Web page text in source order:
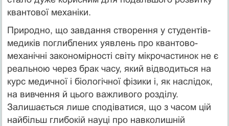
квантової механіки.
Природно, що завдання створення у студентів-
медиків поглиблених уявлень про квантово-
механічні закономірно­сті світу мікрочастинок не є
реальною через брак часу, який відводиться на
курс медичної і біологічної фізики і, як наслідок,
на вивчення й цього важливого розділу.
Залишається лише сподіватися, що з часом цій
найбільш глибокій науці про навколишній